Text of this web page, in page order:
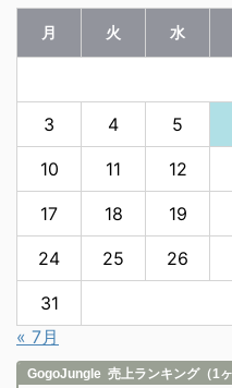
月 火 水
3 4 5
10 11 12
17 18 19
24 25 26
31
« 7月